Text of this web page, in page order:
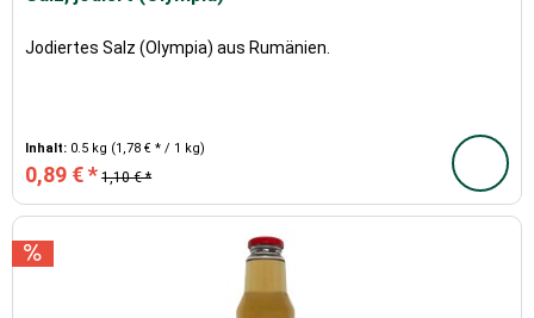
Jodiertes Salz (Olympia) aus Rumänien.
Inhalt: 0.5 kg (1,78 € * / 1 kg)
0,89 € * 1,10 € *